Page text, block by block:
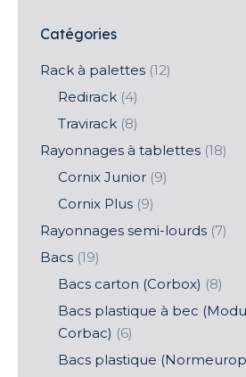
Catégories
Rack à palettes (12)
Redirack (4)
Travirack (8)
Rayonnages à tablettes (18)
Cornix Junior (9)
Cornix Plus (9)
Rayonnages semi-lourds (7)
Bacs (19)
Bacs carton (Corbox) (8)
Bacs plastique à bec
Corbac) (6)
Bacs plastique